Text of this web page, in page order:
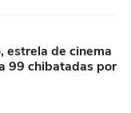
estrela de cinema
99 chibatadas por